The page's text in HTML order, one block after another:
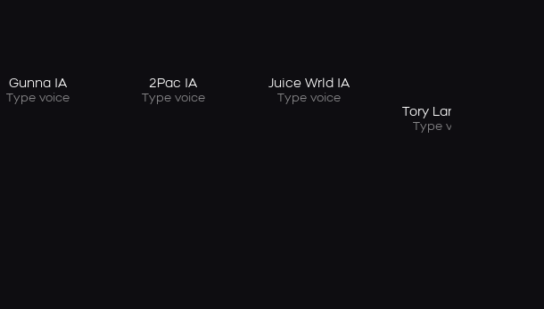
Gunna IA
Type voice
2Pac IA
Type voice
Juice Wrld IA
Type voice
Tory Lanez IA
Type voice